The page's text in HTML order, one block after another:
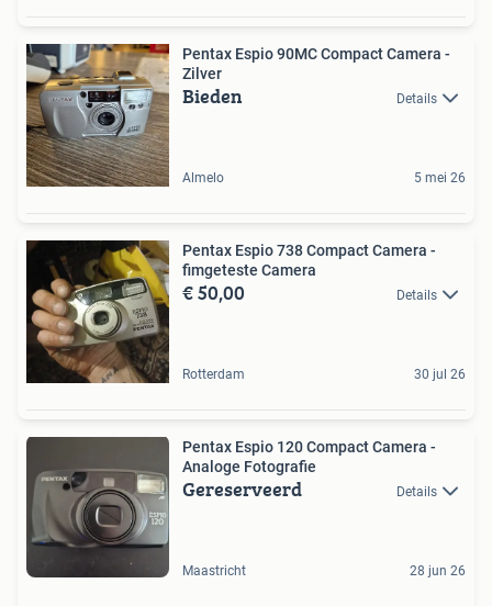
Pentax Espio 90MC Compact Camera -
Zilver
Bieden Details
Almelo 5 mei 26
Pentax Espio 738 Compact Camera -
fimgeteste Camera
€ 50,00 Details
Rotterdam 30 jul 26
Pentax Espio 120 Compact Camera -
Analoge Fotografie
Gereserveerd Details
Maastricht 28 jun 26